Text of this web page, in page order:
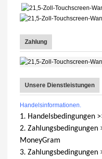
Zahlung
Unsere Dienstleistungen
Handelsinformationen.
1. Handelsbedingungen
2. Zahlungsbedingungen
MoneyGram
3. Zahlungsbedingungen